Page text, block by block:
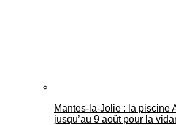
Mantes-la-Jolie : la piscine
jusqu’au 9 août pour la